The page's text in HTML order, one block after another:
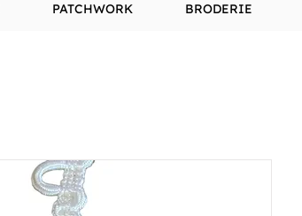
PATCHWORK BRODERIE